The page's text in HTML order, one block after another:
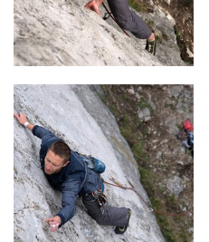
Vyhľadávanie